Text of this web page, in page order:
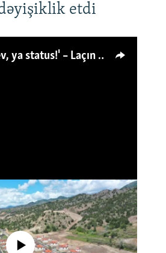
etdi
'Ya təklif olunan ev, ya status!' – Laçın köçkünü: 'Laçından başqa heç hara!'
currently available